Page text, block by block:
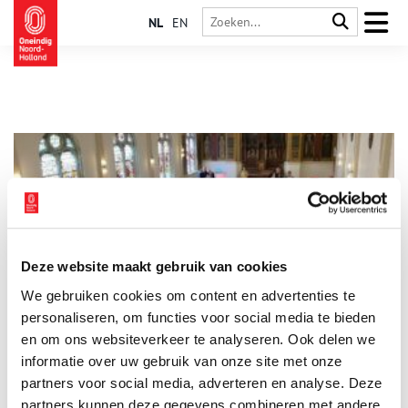
Deze website maakt gebruik van cookies
We gebruiken cookies om content en advertenties te
personaliseren, om functies voor social media te bieden
en om ons websiteverkeer te analyseren. Ook delen we
informatie over uw gebruik van onze site met onze
partners voor social media, adverteren en analyse. Deze
partners kunnen deze gegevens combineren met andere
NL EN
Ook dit jaar wordt op 4 mei in Haarlem Open Joodse Huizen |
Huizen van Verzet georganiseerd. Stadsherstel Amsterdam stelt
het Joodse Gemeentegebouw open ter bezichtiging voor
aanvang van de restauratie. Stichting Joods Gemeentegebouw
Haarlem verzorgt die dag tweemaal een
herdenkingsprogramma rond het gezin Zilversmit. In de kapel
van het Rosenstock-Huessy Huis, waarvan Stadsherstel
3 min